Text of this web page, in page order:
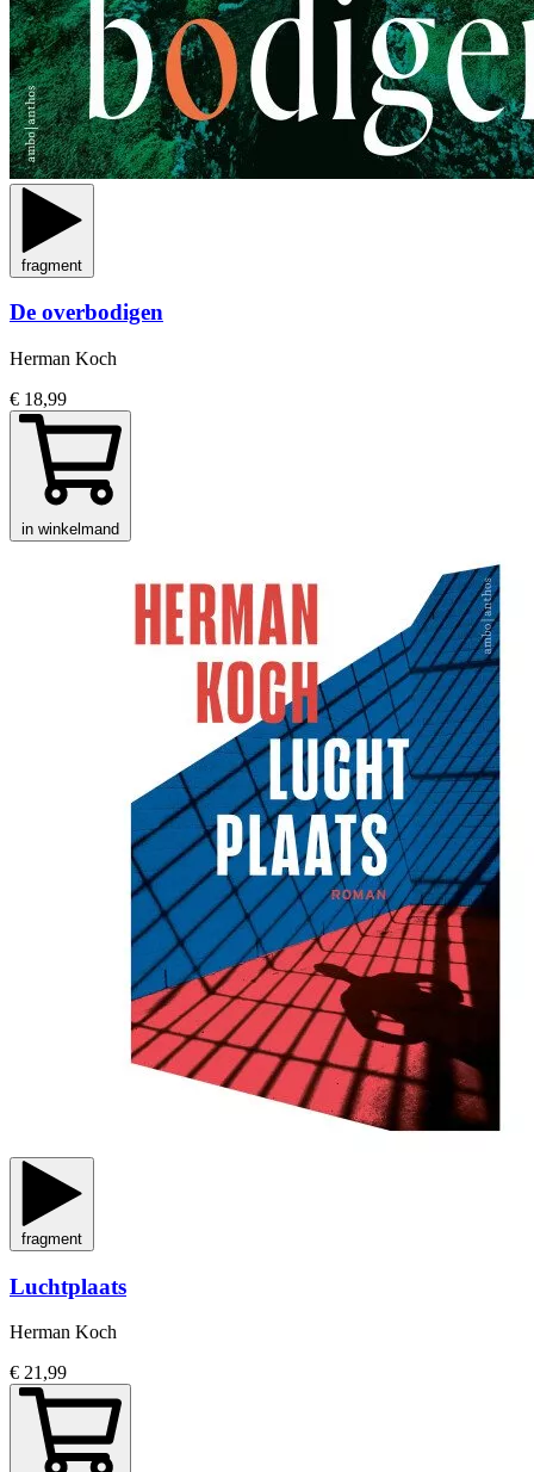
fragment
De overbodigen
Herman Koch
€ 18,99
in winkelmand
fragment
Luchtplaats
Herman Koch
€ 21,99